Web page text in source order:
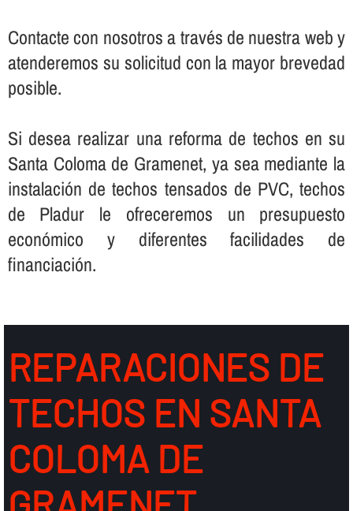
Contacte con nosotros a través de nuestra web y
atenderemos su solicitud con la mayor brevedad
posible.
Si desea realizar una reforma de techos en su
Santa Coloma de Gramenet, ya sea mediante la
instalación de techos tensados de PVC, techos
de Pladur le ofreceremos un presupuesto
económico y diferentes facilidades de
financiación.
REPARACIONES DE
TECHOS EN SANTA
COLOMA DE